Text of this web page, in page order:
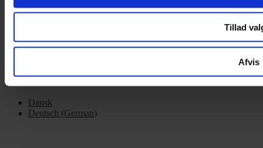
Tillad
Afvis
Mandag – Fredag 10:00 – 17:30
Copyright © 2022.Design & hosting by Webhuset Ballum ApS
Dansk
Deutsch (German)